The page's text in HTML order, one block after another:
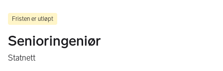
Fristen er utløpt
Senioringeniør
Statnett